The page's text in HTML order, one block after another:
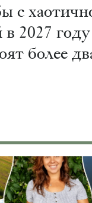
с
в 2027 году
более